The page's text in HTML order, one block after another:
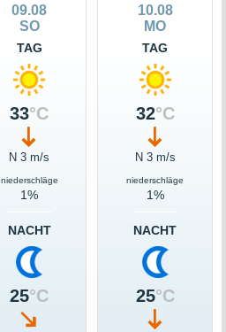
09.08
SO
TAG
33°C
N 3 m/s
niederschläge
1%
NACHT
25°C
10.08
MO
TAG
32°C
N 3 m/s
niederschläge
1%
NACHT
25°C